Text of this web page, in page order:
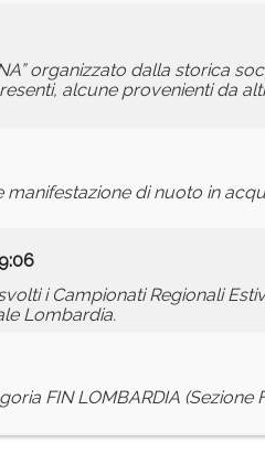
organizzato dalla storica
alcune provenienti da
manifestazione di nuoto in
i Campionati Regionali
Lombardia.
FIN LOMBARDIA (Sezione